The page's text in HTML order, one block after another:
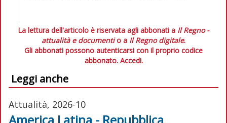
La lettura dell'articolo è riservata agli abbonati a Il Regno -
attualità e documentio a Il Regno digitale.
Gli abbonati possono autenticarsi con il proprio codice
abbonato. Accedi.
Leggi anche
Attualità, 2026-10